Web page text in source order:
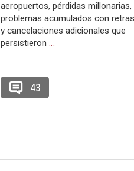
aeropuertos, pérdidas millonarias,
problemas acumulados con
y cancelaciones adicionales que
persistieron…
43